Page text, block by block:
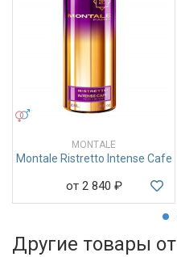
УНИСЕКС
MONTALE
Montale Ristretto Intense Cafe
от 2 840 ₽
Другие товары от